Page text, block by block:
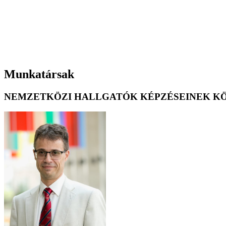
Munkatársak
NEMZETKÖZI HALLGATÓK KÉPZÉSEINEK